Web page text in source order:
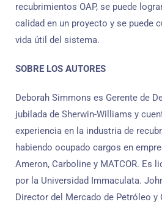
recubrimientos OAP, se puede
calidad en un proyecto y se puede
vida útil del sistema.
SOBRE LOS AUTORES
Deborah Simmons es Gerente de
jubilada de Sherwin-Williams y
experiencia en la industria de
habiendo ocupado cargos en
Ameron, Carboline y MATCOR. Es
por la Universidad Immaculata.
Director del Mercado de Petróleo y